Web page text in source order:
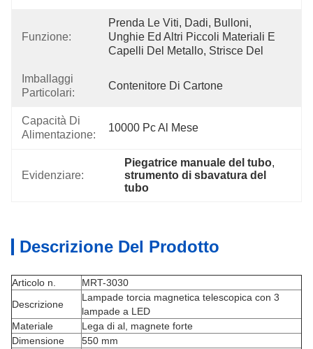
Funzione:
Prenda Le Viti, Dadi, Bulloni,
Unghie Ed Altri Piccoli Materiali E
Capelli Del Metallo, Strisce Del
Imballaggi
Particolari:
Contenitore Di Cartone
Capacità Di
Alimentazione:
10000 Pc Al Mese
Evidenziare:
Piegatrice manuale del tubo,
strumento di sbavatura del
tubo
Descrizione Del Prodotto
Articolo n.
MRT-3030
Descrizione
Lampade torcia magnetica telescopica con 3
lampade a LED
Materiale
Lega di al, magnete forte
Dimensione
550 mm